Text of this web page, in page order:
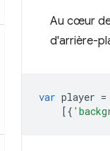
Au cœur
d'arrière-
var player =
[{